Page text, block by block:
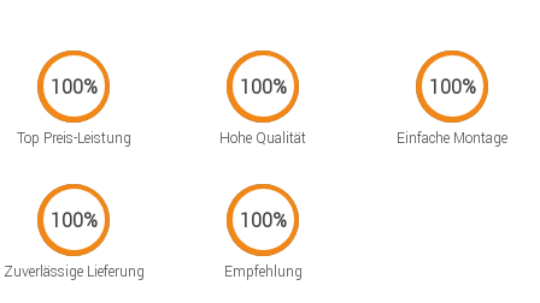
Top Preis-Leistung Hohe Qualität Einfache Montage
Zuverlässige Lieferung Empfehlung